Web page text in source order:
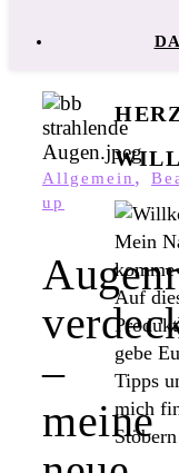
Allgemein ,
up
–
meine
Mein
komme
Auf
gebe
Tipps
mich